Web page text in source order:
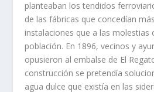
planteaban los tendidos
de las fábricas que concedían
instalaciones que a las molestias
población. En 1896, vecinos y
opusieron al embalse de El
construcción se pretendía
agua dulce que existía en las